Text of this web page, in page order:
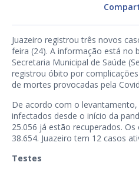
Juazeiro registrou três novos
feira (24). A informação está no
Secretaria Municipal de Saúde
registrou óbito por
de mortes provocadas pela
De acordo com o
infectados desde o início da
25.056 já estão recuperados.
38.654. Juazeiro tem 12 casos
Testes